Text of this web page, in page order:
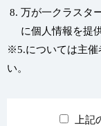
万が一クラスタ
に個人情報を提
※5.については主催
い。
上